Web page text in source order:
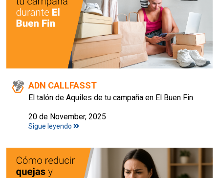
ADN CALLFASST
El talón de Aquiles de tu campaña en El Buen Fin
20 de November, 2025
Sigue leyendo